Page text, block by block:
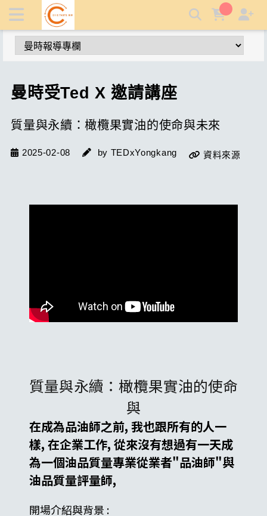
質量與永續：橄欖果實油的使命與未來 | 曼時特級初榨生飲橄欖
曼時受Ted X 邀請講座
質量與永續：橄欖果實油的使命與未來
2025-02-08 by TEDxYongkang 資料來源
質量與永續：橄欖果實油的使命
與
在成為品油師之前, 我也跟所有的人一
樣, 在企業工作, 從來沒有想過有一天成
為一個油品質量專業從業者"品油師"與
油品質量評量師,
開場介紹與背景 :